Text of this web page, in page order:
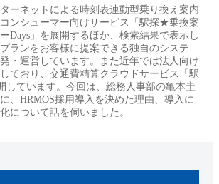
ーネットによる時刻表連動型乗り換え案内
ンシューマー向けサービス「駅探★乗換案
Days」を展開するほか、検索結果で表示し
ランをお客様に提案できる独自のシステ
・運営しています。また近年では法人向け
ており、交通費精算クラウドサービス「駅
しています。今回は、総務人事部の亀本圭
、HRMOS採用導入を決めた理由、導入に
について話を伺いました。